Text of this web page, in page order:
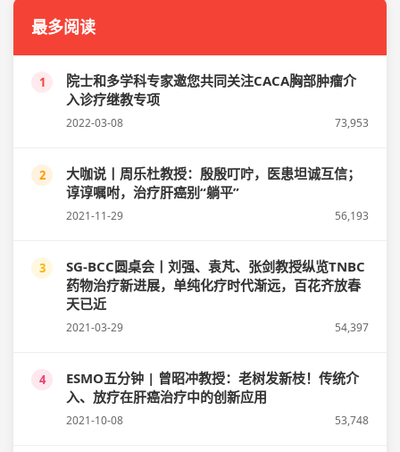
最多阅读
1
院士和多学科专家邀您共同关注CACA胸部肿瘤介
入诊疗继教专项
2022-03-08 73,953
2
大咖说丨周乐杜教授：殷殷叮咛，医患坦诚互信；
谆谆嘱咐，治疗肝癌别“躺平”
2021-11-29 56,193
3
SG-BCC圆桌会丨刘强、袁芃、张剑教授纵览TNBC
药物治疗新进展，单纯化疗时代渐远，百花齐放春
天已近
2021-03-29 54,397
4
ESMO五分钟 | 曾昭冲教授：老树发新枝！传统介
入、放疗在肝癌治疗中的创新应用
2021-10-08 53,748